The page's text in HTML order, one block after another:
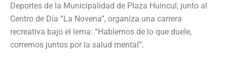
Deportes de la Municipalidad de Plaza Huincul, junto al
Centro de Día “La Novena”, organiza una carrera
recreativa bajo el lema: “Hablemos de lo que duele,
corremos juntos por la salud mental”.